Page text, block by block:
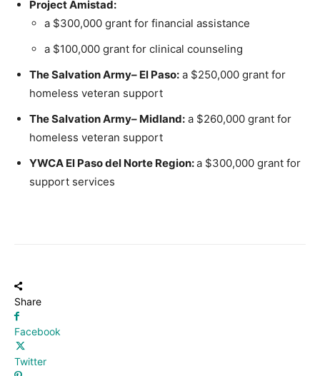
Project Amistad:
a $300,000 grant for financial assistance
a $100,000 grant for clinical counseling
The Salvation Army– El Paso: a $250,000 grant for
homeless veteran support
The Salvation Army– Midland: a $260,000 grant for
homeless veteran support
YWCA El Paso del Norte Region:a $300,000 grant for
support services
Share
Facebook
Twitter